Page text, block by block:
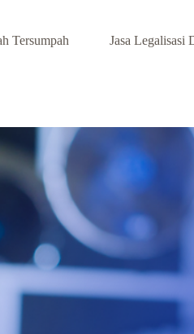
Tersumpah Jasa Legalisasi